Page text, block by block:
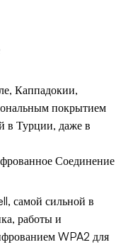
Каппадокии,
покрытием
в Турции, даже в
Соединение
самой сильной в
работы и
WPA2 для